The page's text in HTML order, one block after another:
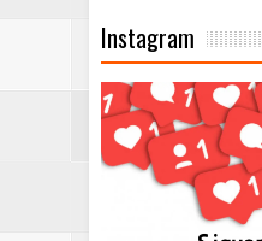
Instagram